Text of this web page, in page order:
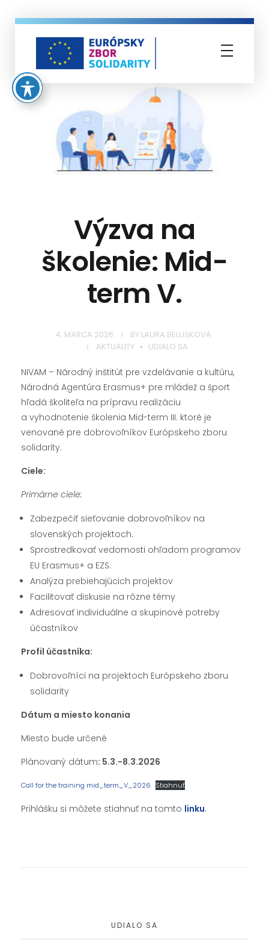
Výzva na
školenie: Mid-
term V.
4. MARCA 2026 BY LAURA BELUSKOVA
AKTUALITY
UDIALO SA
NIVAM – Národný inštitút pre vzdelávanie a kultúru,
Národná Agentúra Erasmus+ pre mládež a šport
hľadá školiteľa na prípravu realizáciu
a vyhodnotenie školenia Mid-term III. ktoré je
venované pre dobrovoľníkov Európskeho zboru
solidarity.
Ciele:
Primárne ciele:
Zabezpečiť sieťovanie dobrovoľníkov na
slovenských projektoch.
Sprostredkovať vedomosti ohľadom programov
EU Erasmus+ a EZS.
Analýza prebiehajúcich projektov
Facilitovať diskusie na rôzne témy
Adresovať individuálne a skupinové potreby
účastníkov
Profil účastníka:
Dobrovoľníci na projektoch Európskeho zboru
solidarity
Dátum a miesto konania
Miesto bude určené
Plánovaný dátum: 5.3.-8.3.2026
Call for the training mid_term_V_2026 Stiahnuť
Prihlášku si môžete stiahnuť na tomto linku.
UDIALO SA